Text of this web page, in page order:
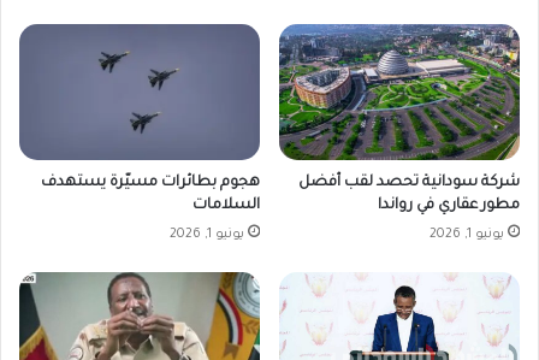
شركة سودانية تحصد لقب أفضل
مطور عقاري في رواندا
يونيو 1, 2026
هجوم بطائرات مسيّرة يستهدف
السلامات
يونيو 1, 2026